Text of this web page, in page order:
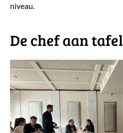
niveau.
De chef aan tafel